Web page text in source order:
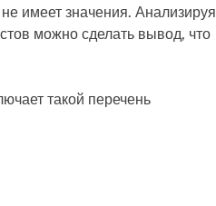
имеет значения. Анализируя
можно сделать вывод, что
такой перечень